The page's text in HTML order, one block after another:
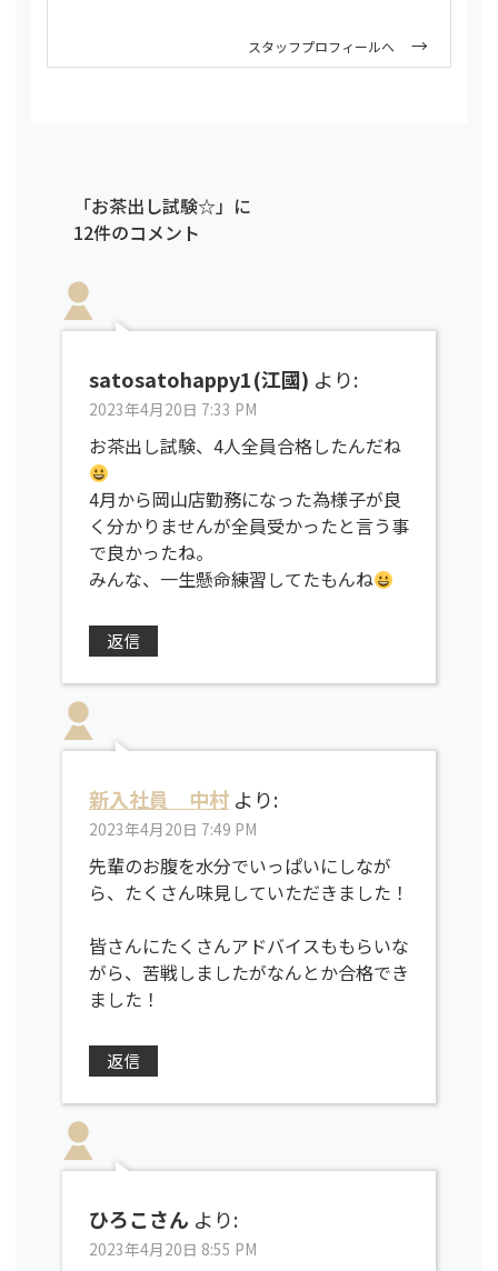
スタッフプロフィールへ
「お茶出し試験☆」に
12件のコメント
satosatohappy1(江國) より:
2023年4月20日 7:33 PM
お茶出し試験、4人全員合格したんだね
4月から岡山店勤務になった為様子が良
く分かりませんが全員受かったと言う事
で良かったね。
みんな、一生懸命練習してたもんね
返信
新入社員 中村 より:
2023年4月20日 7:49 PM
先輩のお腹を水分でいっぱいにしなが
ら、たくさん味見していただきました！
皆さんにたくさんアドバイスももらいな
がら、苦戦しましたがなんとか合格でき
ました！
返信
ひろこさん より:
2023年4月20日 8:55 PM